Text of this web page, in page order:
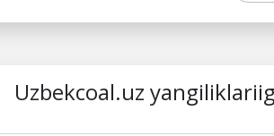
Uzbekcoal.uz